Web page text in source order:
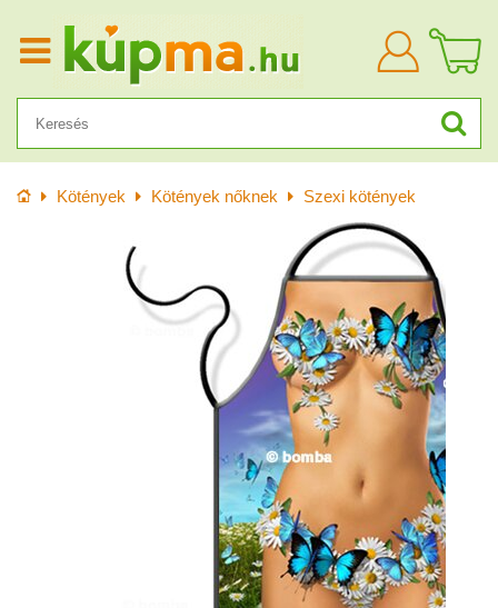
KezdőlapKötények Kötények nőknek Szexi kötények